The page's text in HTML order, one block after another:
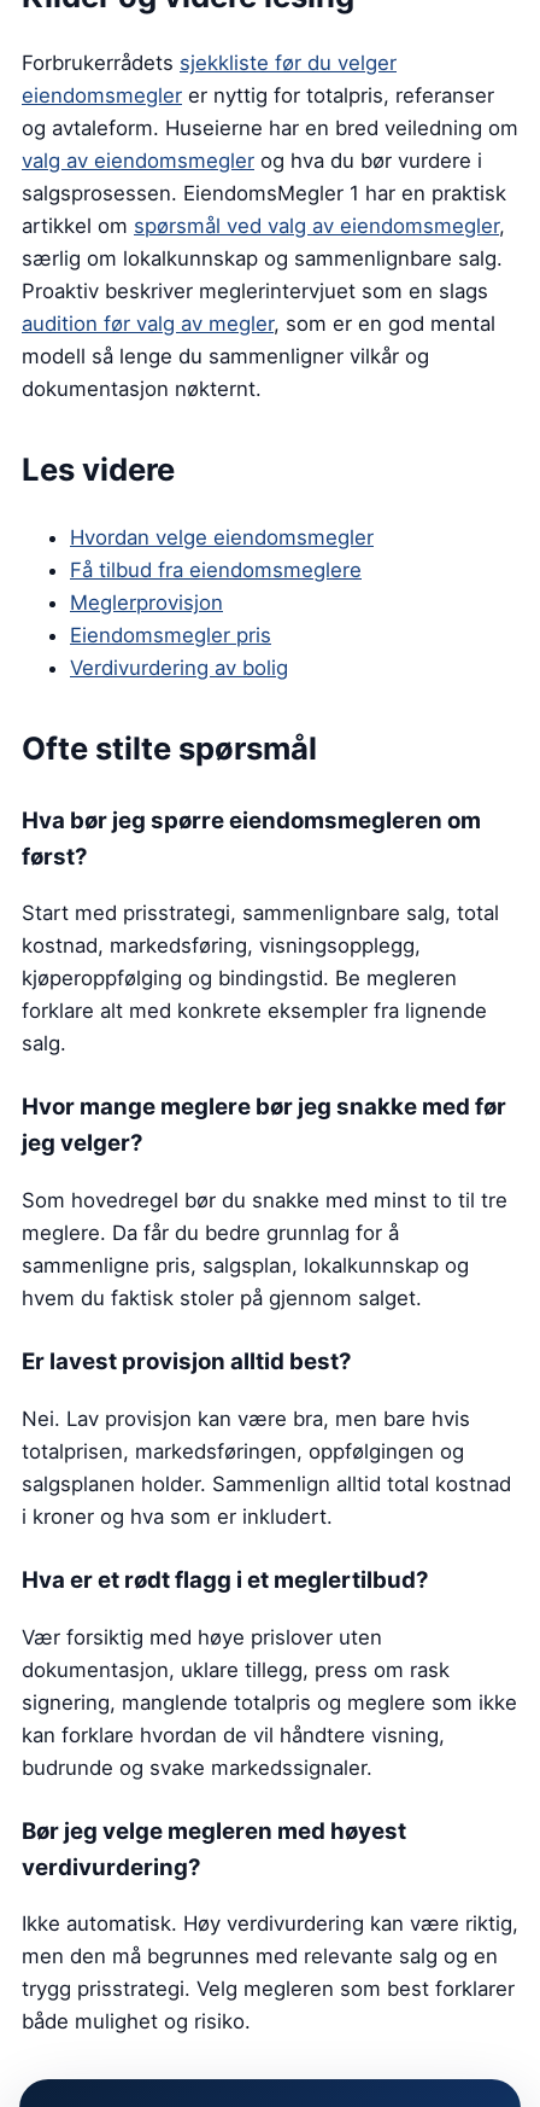
Forbrukerrådets sjekkliste før du velger
eiendomsmegler er nyttig for totalpris, referanser
og avtaleform. Huseierne har en bred veiledning om
valg av eiendomsmegler og hva du bør vurdere i
salgsprosessen. EiendomsMegler 1 har en praktisk
artikkel om spørsmål ved valg av eiendomsmegler,
særlig om lokalkunnskap og sammenlignbare salg.
Proaktiv beskriver meglerintervjuet som en slags
audition før valg av megler, som er en god mental
modell så lenge du sammenligner vilkår og
dokumentasjon nøkternt.
Les videre
Hvordan velge eiendomsmegler
Få tilbud fra eiendomsmeglere
Meglerprovisjon
Eiendomsmegler pris
Verdivurdering av bolig
Ofte stilte spørsmål
Hva bør jeg spørre eiendomsmegleren om
først?
Start med prisstrategi, sammenlignbare salg, total
kostnad, markedsføring, visningsopplegg,
kjøperoppfølging og bindingstid. Be megleren
forklare alt med konkrete eksempler fra lignende
salg.
Hvor mange meglere bør jeg snakke med før
jeg velger?
Som hovedregel bør du snakke med minst to til tre
meglere. Da får du bedre grunnlag for å
sammenligne pris, salgsplan, lokalkunnskap og
hvem du faktisk stoler på gjennom salget.
Er lavest provisjon alltid best?
Nei. Lav provisjon kan være bra, men bare hvis
totalprisen, markedsføringen, oppfølgingen og
salgsplanen holder. Sammenlign alltid total kostnad
i kroner og hva som er inkludert.
Hva er et rødt flagg i et meglertilbud?
Vær forsiktig med høye prislover uten
dokumentasjon, uklare tillegg, press om rask
signering, manglende totalpris og meglere som ikke
kan forklare hvordan de vil håndtere visning,
budrunde og svake markedssignaler.
Bør jeg velge megleren med høyest
verdivurdering?
Ikke automatisk. Høy verdivurdering kan være riktig,
men den må begrunnes med relevante salg og en
trygg prisstrategi. Velg megleren som best forklarer
både mulighet og risiko.